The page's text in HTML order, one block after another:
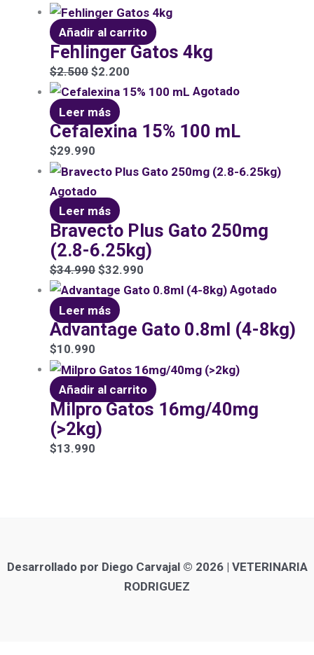
Añadir al carrito
Fehlinger Gatos 4kg
$2.500 $2.200
Agotado
Leer más
Cefalexina 15% 100 mL
$29.990
Agotado
Leer más
Bravecto Plus Gato 250mg
(2.8-6.25kg)
$34.990 $32.990
Agotado
Leer más
Advantage Gato 0.8ml (4-8kg)
$10.990
Añadir al carrito
Milpro Gatos 16mg/40mg
(>2kg)
$13.990
Desarrollado por Diego Carvajal © 2026 | VETERINARIA
RODRIGUEZ